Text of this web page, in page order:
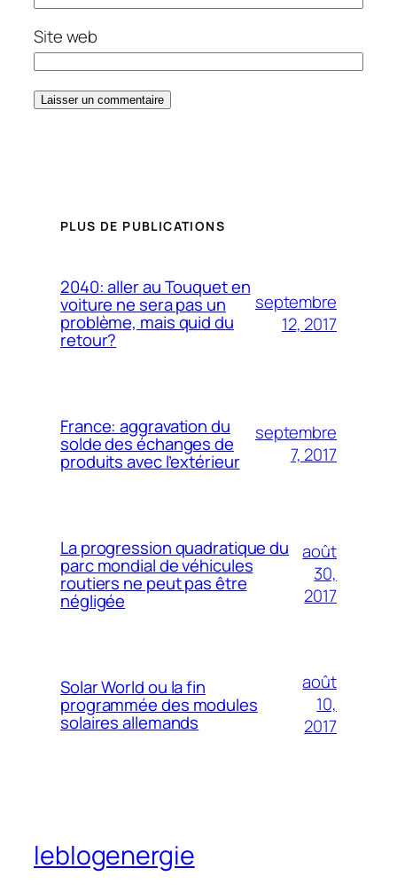
Site web
PLUS DE PUBLICATIONS
2040: aller au Touquet en
voiture ne sera pas un
problème, mais quid du
retour?
septembre
12, 2017
France: aggravation du
solde des échanges de
produits avec l’extérieur
septembre
7, 2017
La progression quadratique du
parc mondial de véhicules
routiers ne peut pas être
négligée
août
30,
2017
Solar World ou la fin
programmée des modules
solaires allemands
août
10,
2017
leblogenergie